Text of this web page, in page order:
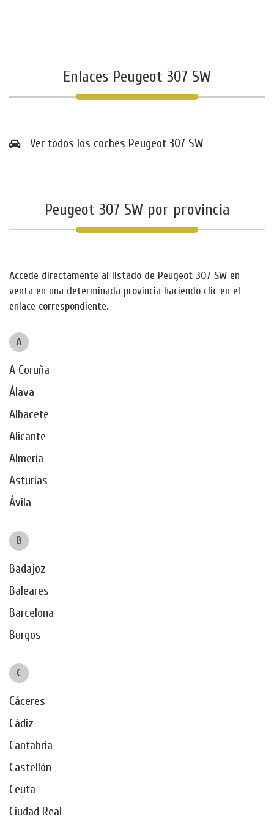
Enlaces Peugeot 307 SW
Ver todos los coches Peugeot 307 SW
Peugeot 307 SW por provincia
Accede directamente al listado de Peugeot 307 SW en
venta en una determinada provincia haciendo clic en el
enlace correspondiente.
A
A Coruña
Álava
Albacete
Alicante
Almería
Asturias
Ávila
B
Badajoz
Baleares
Barcelona
Burgos
C
Cáceres
Cádiz
Cantabria
Castellón
Ceuta
Ciudad Real